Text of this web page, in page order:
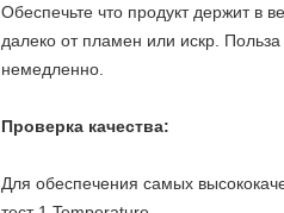
Обеспечьте что продукт держит в
далеко от пламен или искр.
немедленно.
Проверка качества:
Для обеспечения самых